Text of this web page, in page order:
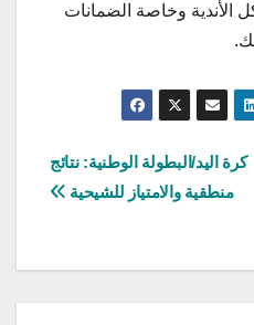
الأندية وخاصة الضمانات
كرة اليد/البطولة الوطنية: نتائج
منطقية والامتياز للشيحية